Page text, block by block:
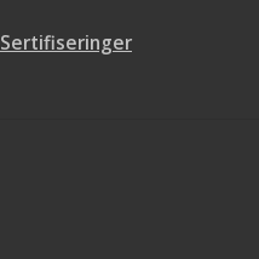
Sertifiseringer